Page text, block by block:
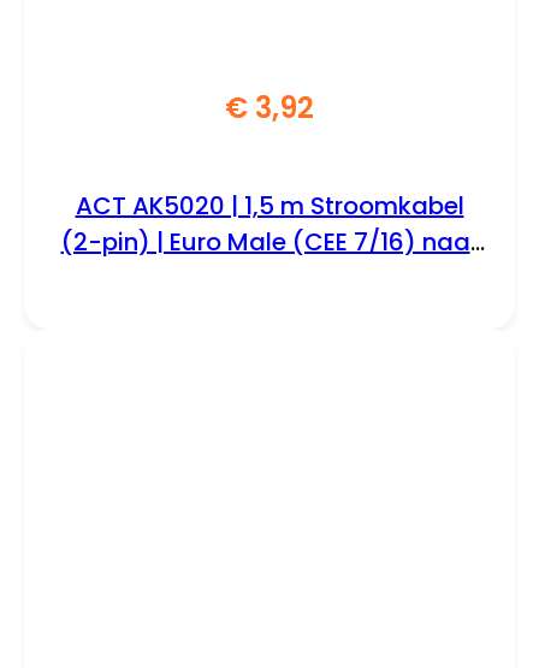
€ 3,92
ACT AK5020 | 1,5 m Stroomkabel
(2-pin) | Euro Male (CEE 7/16) naar